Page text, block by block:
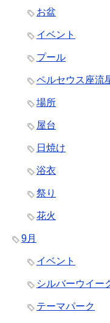
お盆
イベント
プール
ペルセウス座流
場所
屋台
日焼け
浴衣
祭り
花火
9月
イベント
シルバーウイー
テーマパーク